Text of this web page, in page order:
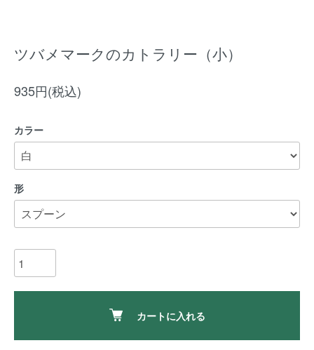
ツバメマークのカトラリー（小）
935円(税込)
カラー
形
カートに入れる